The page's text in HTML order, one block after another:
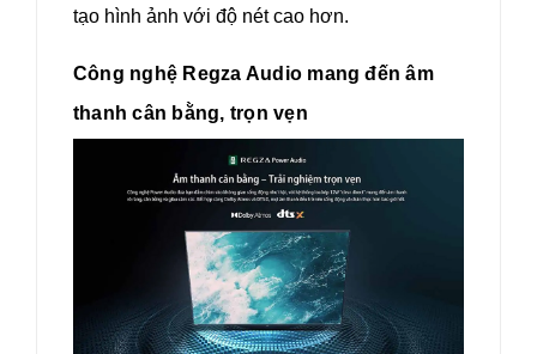
tạo hình ảnh với độ nét cao hơn.
Công nghệ Regza Audio mang đến âm
thanh cân bằng, trọn vẹn